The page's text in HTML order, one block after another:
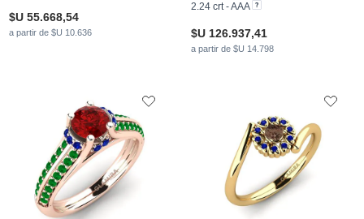
$U 55.668,54
a partir de $U 10.636
2.24 crt - AAA
$U 126.937,41
a partir de $U 14.798